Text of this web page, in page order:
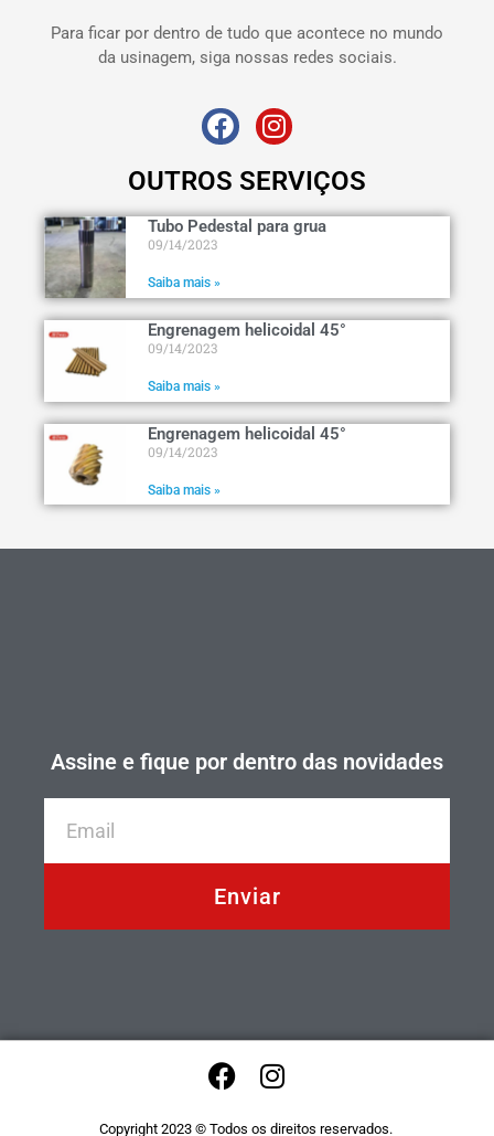
Para ficar por dentro de tudo que acontece no mundo
da usinagem, siga nossas redes sociais.
OUTROS SERVIÇOS
Tubo Pedestal para grua
09/14/2023
Saiba mais »
Engrenagem helicoidal 45°
09/14/2023
Saiba mais »
Engrenagem helicoidal 45°
09/14/2023
Saiba mais »
Assine e fique por dentro das novidades
Enviar
Copyright 2023 © Todos os direitos reservados.